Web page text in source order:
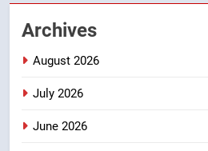
3
Archives
August 2026
July 2026
June 2026